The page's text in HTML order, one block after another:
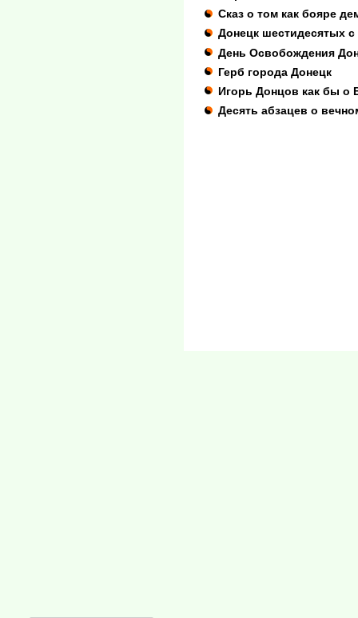
Сказ о том как бояре
Донецк шестидесятых
День Освобождения
Герб города Донецк
Игорь Донцов как бы о
Десять абзацев о